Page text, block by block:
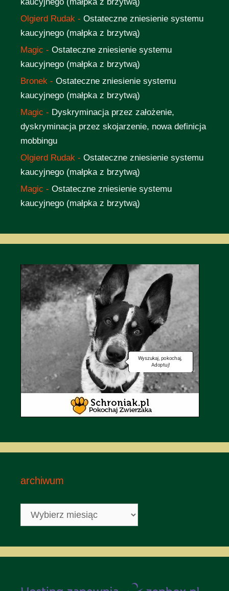
Olgierd Rudak - Ostateczne zniesienie systemu
kaucyjnego (małpka z brzytwą)
Magic - Ostateczne zniesienie systemu
kaucyjnego (małpka z brzytwą)
Bronek - Ostateczne zniesienie systemu
kaucyjnego (małpka z brzytwą)
Magic - Dyskryminacja przez założenie,
dyskryminacja przez skojarzenie, nowa definicja
mobbingu
Olgierd Rudak - Ostateczne zniesienie systemu
kaucyjnego (małpka z brzytwą)
Magic - Ostateczne zniesienie systemu
kaucyjnego (małpka z brzytwą)
archiwum
archiwum